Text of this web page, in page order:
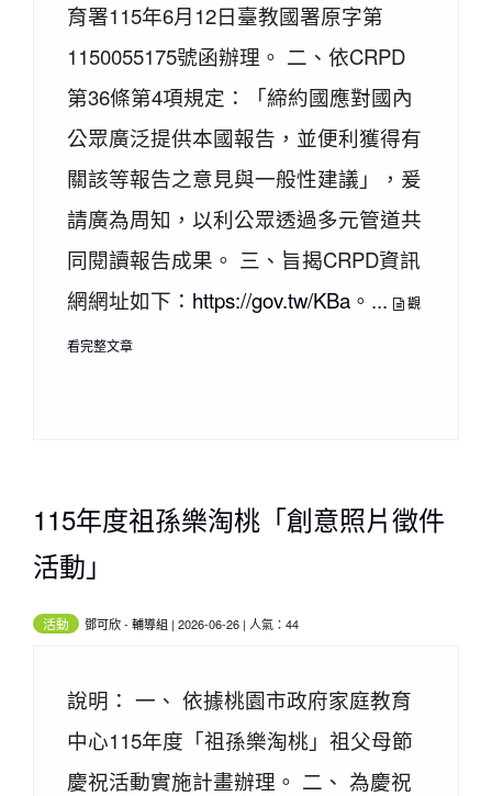
育署115年6月12日臺教國署原字第
1150055175號函辦理。 二、依CRPD
第36條第4項規定：「締約國應對國內
公眾廣泛提供本國報告，並便利獲得有
關該等報告之意見與一般性建議」，爰
請廣為周知，以利公眾透過多元管道共
同閱讀報告成果。 三、旨揭CRPD資訊
網網址如下： https://gov.tw/KBa 。... 觀
看完整文章
115年度祖孫樂淘桃「創意照片徵件
活動」
活動 鄧可欣- 輔導組 | 2026-06-26 | 人氣：44
說明： 一、 依據桃園市政府家庭教育
中心115年度「祖孫樂淘桃」祖父母節
慶祝活動實施計畫辦理。 二、 為慶祝